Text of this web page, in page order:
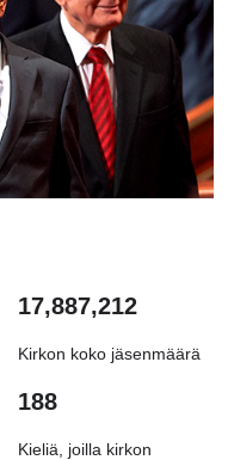
17,887,212
Kirkon koko jäsenmäärä
188
Kieliä, joilla kirkon